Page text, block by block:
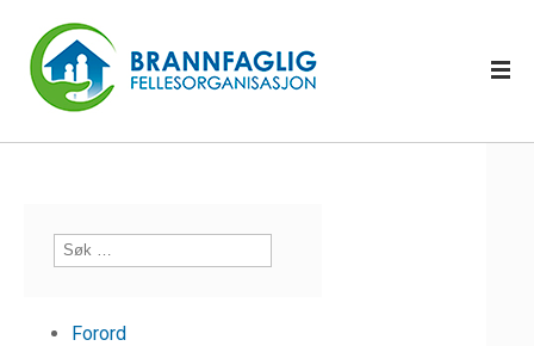
Forord